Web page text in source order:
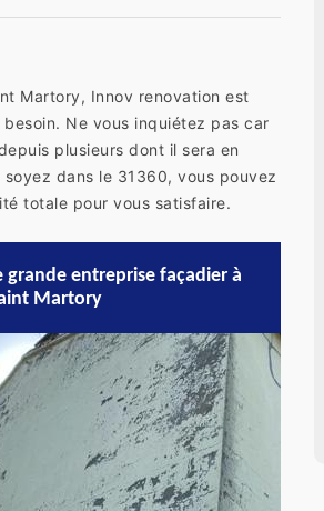
Martory, Innov renovation est
Ne vous inquiétez pas car
plusieurs dont il sera en
dans le 31360, vous pouvez
totale pour vous satisfaire.
grande entreprise façadier à
Martory